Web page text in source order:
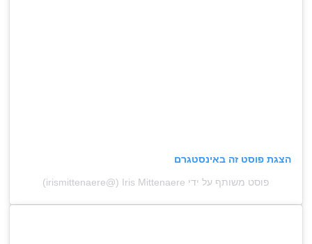
הצגת פוסט זה באינסטגרם
פוסט משותף על ידי ‏‎Iris Mittenaere‎‏ (@‏‎irismittenaere‎‏)